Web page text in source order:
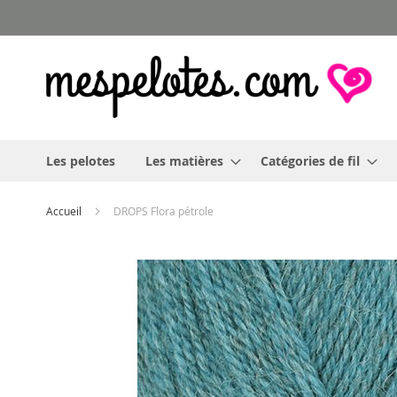
au
Les pelotes Les matières Catégories de fil
Accueil DROPS Flora pétrole